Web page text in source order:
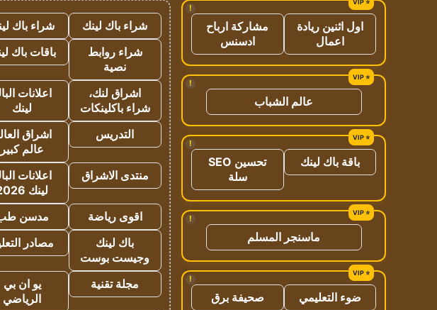
!
اول اثنين ريادة
اعمال
مشاركة ارباح
ادسنس
!
عالم الشباب
!
باقة باك لينك
تحسين SEO
سلة
!
ماسنجر المسلم
!
ضوء التعليمي
صحيفة برق
شراء باك لينك
شراء باك
شراء روابط
نصية
باقات باك
اشراق لنك،
شراء باكلينكات
اعلانات
لينك
التدريس
اشراق
عالم كبير
منتدى الاشراق
اعلانات
لينك 2026
اقوى رياضة
مدسن
باك لينك
وجيست بوست
مصادر
مجلة تقنية
يو ان بي
الرياضي